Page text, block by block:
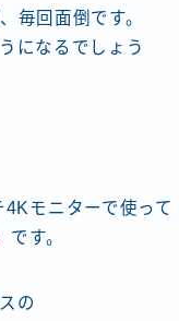
毎回面倒です。
になるでしょう
モニターで使って
です。
の